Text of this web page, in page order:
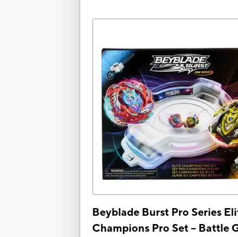
Beyblade Burst Pro Series
Champions Pro Set -- Battle